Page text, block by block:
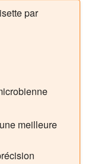
par
meilleure